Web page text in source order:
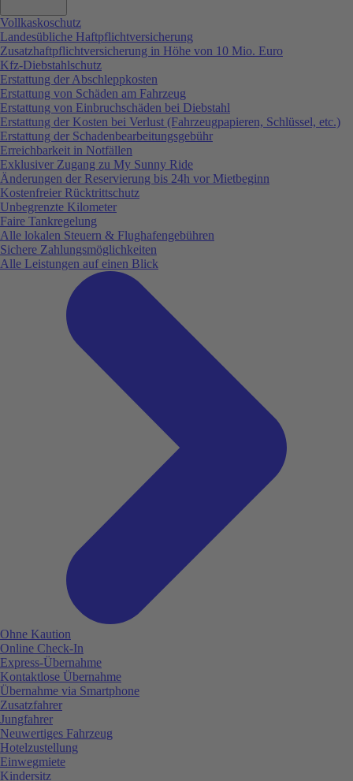
Vollkaskoschutz
Landesübliche Haftpflichtversicherung
Zusatzhaftpflichtversicherung in Höhe von 10 Mio. Euro
Kfz-Diebstahlschutz
Erstattung der Abschleppkosten
Erstattung von Schäden am Fahrzeug
Erstattung von Einbruchschäden bei Diebstahl
Erstattung der Kosten bei Verlust (Fahrzeugpapieren, Schlüssel, etc.)
Erstattung der Schadenbearbeitungsgebühr
Erreichbarkeit in Notfällen
Exklusiver Zugang zu My Sunny Ride
Änderungen der Reservierung bis 24h vor Mietbeginn
Kostenfreier Rücktrittschutz
Unbegrenzte Kilometer
Faire Tankregelung
Alle lokalen Steuern & Flughafengebühren
Sichere Zahlungsmöglichkeiten
Alle Leistungen auf einen Blick
Ohne Kaution
Online Check-In
Express-Übernahme
Kontaktlose Übernahme
Übernahme via Smartphone
Zusatzfahrer
Jungfahrer
Neuwertiges Fahrzeug
Hotelzustellung
Einwegmiete
Kindersitz